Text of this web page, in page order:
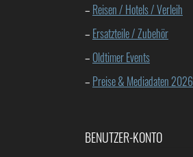
– Reisen / Hotels / Verleih
– Ersatzteile / Zubehör
– Oldtimer Events
– Preise & Mediadaten 2026
BENUTZER-KONTO